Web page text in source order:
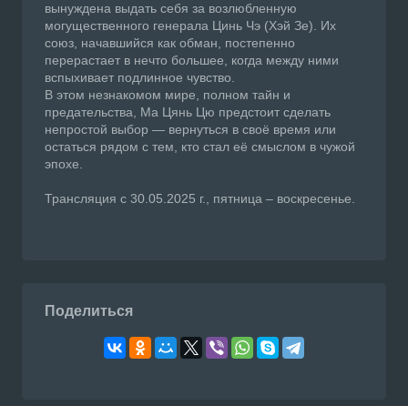
вынуждена выдать себя за возлюбленную
могущественного генерала Цинь Чэ (Хэй Зе). Их
союз, начавшийся как обман, постепенно
перерастает в нечто большее, когда между ними
вспыхивает подлинное чувство.
В этом незнакомом мире, полном тайн и
предательства, Ма Цянь Цю предстоит сделать
непростой выбор — вернуться в своё время или
остаться рядом с тем, кто стал её смыслом в чужой
эпохе.
Трансляция с 30.05.2025 г., пятница – воскресенье.
Поделиться